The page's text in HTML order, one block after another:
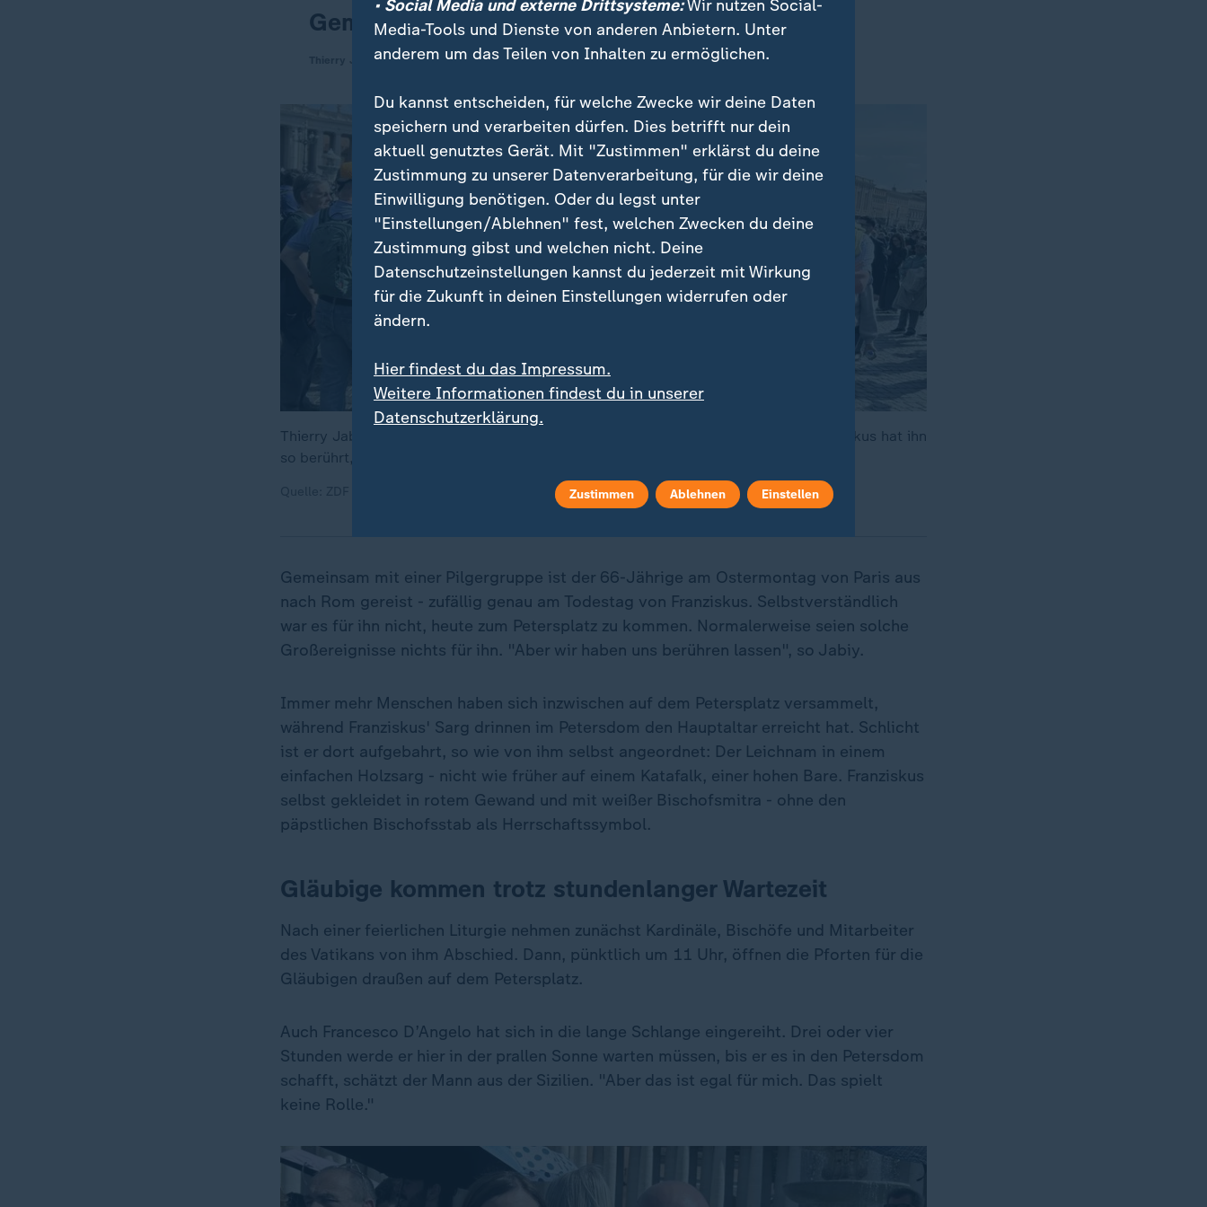
Gemeinschaft.
Thierry Jabiy
Thierry Jabiy ist mit einer ganzen Pilgergruppe aus Paris in Rom. Der Tod von Franziskus hat ihn
so berührt, dass er zur Aufbahrung gekommen ist.
Gemeinsam mit einer Pilgergruppe ist der 66-Jährige am Ostermontag von Paris aus
nach Rom gereist - zufällig genau am Todestag von Franziskus. Selbstverständlich
war es für ihn nicht, heute zum Petersplatz zu kommen. Normalerweise seien solche
Großereignisse nichts für ihn. "Aber wir haben uns berühren lassen", so Jabiy.
Immer mehr Menschen haben sich inzwischen auf dem Petersplatz versammelt,
während Franziskus' Sarg drinnen im Petersdom den Hauptaltar erreicht hat. Schlicht
ist er dort aufgebahrt, so wie von ihm selbst angeordnet: Der Leichnam in einem
einfachen Holzsarg - nicht wie früher auf einem Katafalk, einer hohen Bare. Franziskus
selbst gekleidet in rotem Gewand und mit weißer Bischofsmitra - ohne den
päpstlichen Bischofsstab als Herrschaftssymbol.
Gläubige kommen trotz stundenlanger Wartezeit
Nach einer feierlichen Liturgie nehmen zunächst Kardinäle, Bischöfe und Mitarbeiter
des Vatikans von ihm Abschied. Dann, pünktlich um 11 Uhr, öffnen die Pforten für die
Gläubigen draußen auf dem Petersplatz.
Auch Francesco D’Angelo hat sich in die lange Schlange eingereiht. Drei oder vier
Stunden werde er hier in der prallen Sonne warten müssen, bis er es in den Petersdom
schafft, schätzt der Mann aus der Sizilien. "Aber das ist egal für mich. Das spielt
keine Rolle."
• Social Media und externe Drittsysteme:Wir nutzen Social-
Media-Tools und Dienste von anderen Anbietern. Unter
anderem um das Teilen von Inhalten zu ermöglichen.
Du kannst entscheiden, für welche Zwecke wir deine Daten
speichern und verarbeiten dürfen. Dies betrifft nur dein
aktuell genutztes Gerät. Mit "Zustimmen" erklärst du deine
Zustimmung zu unserer Datenverarbeitung, für die wir deine
Einwilligung benötigen. Oder du legst unter
"Einstellungen/Ablehnen" fest, welchen Zwecken du deine
Zustimmung gibst und welchen nicht. Deine
Datenschutzeinstellungen kannst du jederzeit mit Wirkung
für die Zukunft in deinen Einstellungen widerrufen oder
ändern.
Hier findest du das Impressum.
Weitere Informationen findest du in unserer
Datenschutzerklärung.
Zustimmen Ablehnen Einstellen